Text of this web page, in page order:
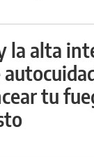
la alta
tu